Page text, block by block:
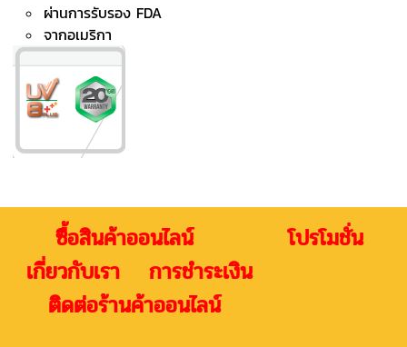
ผ่านการรับรอง FDA
จากอเมริกา
ซื้อสินค้าออนไลน์ โปรโมชั่น
เกี่ยวกับเรา การชำระเงิน
ติดต่อร้านค้าออนไลน์